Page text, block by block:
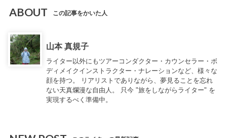
ABOUT この記事をかいた人
山本 真規子
ライター以外にもツアーコンダクター・カウンセラー・ボ
ディメイクインストラクター・ナレーションなど、様々な
顔を持つ。 リアリストでありながら、夢見ることを忘れ
ない天真爛漫な自由人。 只今 "旅をしながらライター" を
実現するべく準備中。